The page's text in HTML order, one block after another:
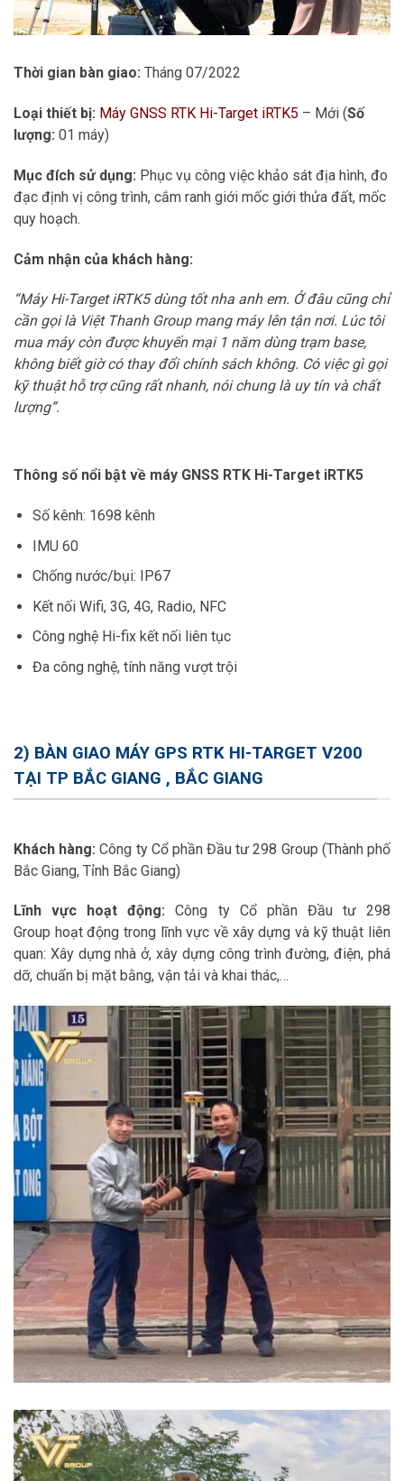
Thời gian bàn giao: Tháng 07/2022
Loại thiết bị: Máy GNSS RTK Hi-Target iRTK5 – Mới (Số
lượng: 01 máy)
Mục đích sử dụng: Phục vụ công việc khảo sát địa hình, đo
đạc định vị công trình, cắm ranh giới mốc giới thửa đất, mốc
quy hoạch.
Cảm nhận của khách hàng:
“Máy Hi-Target iRTK5 dùng tốt nha anh em. Ở đâu cũng chỉ
cần gọi là Việt Thanh Group mang máy lên tận nơi. Lúc tôi
mua máy còn được khuyến mại 1 năm dùng trạm base,
không biết giờ có thay đổi chính sách không. Có việc gì gọi
kỹ thuật hỗ trợ cũng rất nhanh, nói chung là uy tín và chất
lượng”.
Thông số nổi bật về máy GNSS RTK Hi-Target iRTK5
Số kênh: 1698 kênh
IMU 60
Chống nước/bụi: IP67
Kết nối Wifi, 3G, 4G, Radio, NFC
Công nghệ Hi-fix kết nối liên tục
Đa công nghệ, tính năng vượt trội
2) BÀN GIAO MÁY GPS RTK HI-TARGET V200
TẠI TP BẮC GIANG , BẮC GIANG
Khách hàng:Công ty Cổ phần Đầu tư 298 Group (Thành phố
Bắc Giang, Tỉnh Bắc Giang)
Lĩnh vực hoạt động:Công ty Cổ phần Đầu tư 298
Group hoạt động trong lĩnh vực về xây dựng và kỹ thuật liên
quan: Xây dựng nhà ở, xây dựng công trình đường, điện, phá
dỡ, chuẩn bị mặt bằng, vận tải và khai thác,…